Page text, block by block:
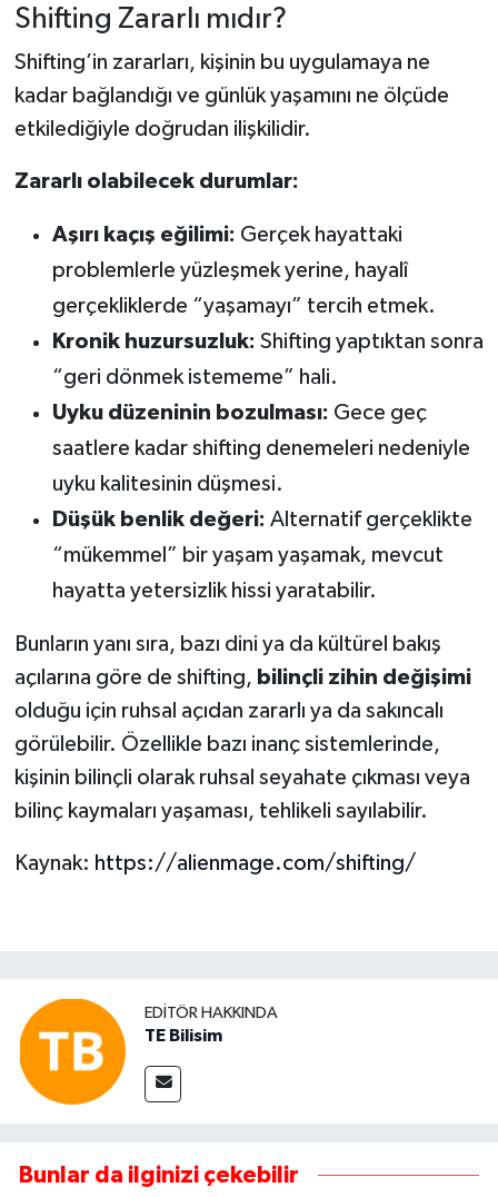
Shifting Zararlı mıdır?
Shifting’in zararları, kişinin bu uygulamaya ne
kadar bağlandığı ve günlük yaşamını ne ölçüde
etkilediğiyle doğrudan ilişkilidir.
Zararlı olabilecek durumlar:
Aşırı kaçış eğilimi: Gerçek hayattaki
problemlerle yüzleşmek yerine, hayalî
gerçekliklerde “yaşamayı” tercih etmek.
Kronik huzursuzluk: Shifting yaptıktan sonra
“geri dönmek istememe” hali.
Uyku düzeninin bozulması: Gece geç
saatlere kadar shifting denemeleri nedeniyle
uyku kalitesinin düşmesi.
Düşük benlik değeri: Alternatif gerçeklikte
“mükemmel” bir yaşam yaşamak, mevcut
hayatta yetersizlik hissi yaratabilir.
Bunların yanı sıra, bazı dini ya da kültürel bakış
açılarına göre de shifting, bilinçli zihin değişimi
olduğu için ruhsal açıdan zararlı ya da sakıncalı
görülebilir. Özellikle bazı inanç sistemlerinde,
kişinin bilinçli olarak ruhsal seyahate çıkması veya
bilinç kaymaları yaşaması, tehlikeli sayılabilir.
Kaynak: https://alienmage.com/shifting/
EDITÖR HAKKINDA
TE Bilisim
Bunlar da ilginizi çekebilir